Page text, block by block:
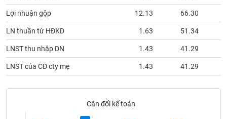
Lợi nhuận gộp 12.13 66.30
LN thuần từ HĐKD 1.63 51.34
LNST thu nhập DN 1.43 41.29
LNST của CĐ cty mẹ 1.43 41.29
Cân đối kế toán
Thuật
ngữ
(-)
Dịch